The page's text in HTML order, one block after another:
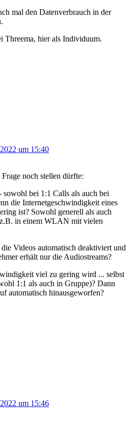
mal den Datenverbrauch in der
Threema, hier als Individuum.
um 15:40
noch stellen dürfte:
sowohl bei 1:1 Calls als auch bei
die Internetgeschwindigkeit eines
ist? Sowohl generell als auch
in einem WLAN mit vielen
Videos automatisch deaktiviert und
erhält nur die Audiostreams?
viel zu gering wird ... selbst
1:1 als auch in Gruppe)? Dann
automatisch hinausgeworfen?
um 15:46